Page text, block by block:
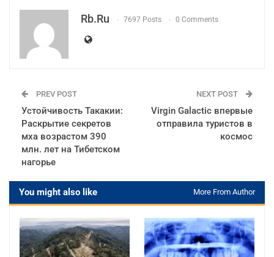
Rb.ru 7697 Posts 0 Comments
PREV POST
Устойчивость Такакии:
Раскрытие секретов
мха возрастом 390
млн. лет на Тибетском
нагорье
NEXT POST
Virgin Galactic впервые
отправила туристов в
космос
You might also like More From Author